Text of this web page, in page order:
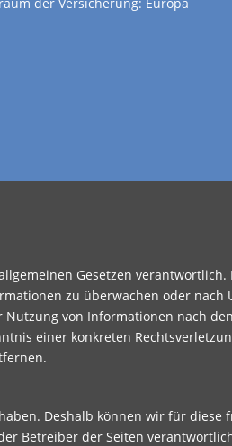
Gesetzen verantwortlich.
zu überwachen oder nach
von Informationen nach
einer konkreten
Deshalb können wir für diese
Betreiber der Seiten